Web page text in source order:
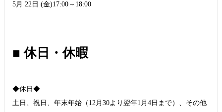
5月 22日 (金)17:00～18:00
■ 休日・休暇
◆休日◆
土日、祝日、年末年始（12月30より翌年1月4日まで）、その他